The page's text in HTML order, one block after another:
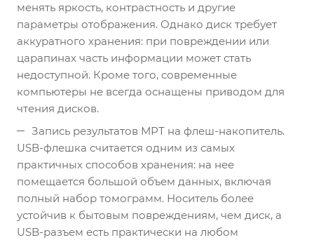
менять яркость, контрастность и другие
параметры отображения. Однако диск требует
аккуратного хранения: при повреждении или
царапинах часть информации может стать
недоступной. Кроме того, современные
компьютеры не всегда оснащены приводом для
чтения дисков.
Запись результатов МРТ на флеш-накопитель.
USB-флешка считается одним из самых
практичных способов хранения: на нее
помещается большой объем данных, включая
полный набор томограмм. Носитель более
устойчив к бытовым повреждениям, чем диск, а
USB-разъем есть практически на любом